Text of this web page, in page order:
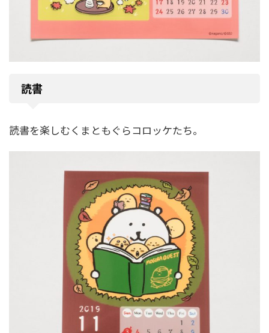
読書
読書を楽しむくまともぐらコロッケたち。